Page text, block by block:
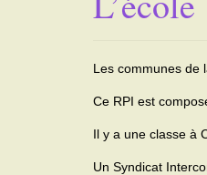
Les communes de
Ce RPI est
Il y a une classe à
Un Syndicat